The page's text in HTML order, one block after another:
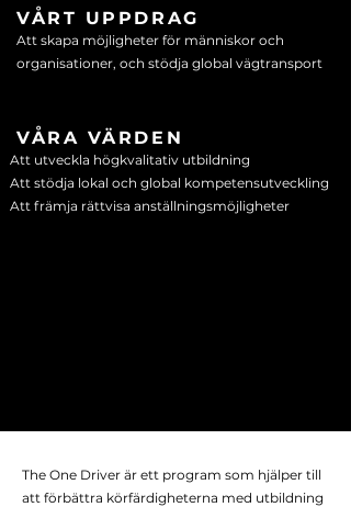
VÅRT UPPDRAG
Att skapa möjligheter för människor och
organisationer, och stödja global vägtransport
VÅRA VÄRDEN
Att utveckla högkvalitativ utbildning
Att stödja lokal och global kompetensutveckling
Att främja rättvisa anställningsmöjligheter
The One Driver är ett program som hjälper till
att förbättra körfärdigheterna med utbildning